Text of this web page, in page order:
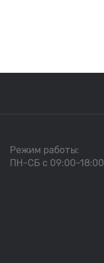
Режим работы:
ПН-СБ с 09:00-18:00